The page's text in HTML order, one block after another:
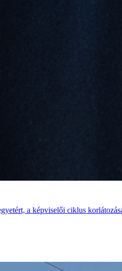
a képviselői ciklus